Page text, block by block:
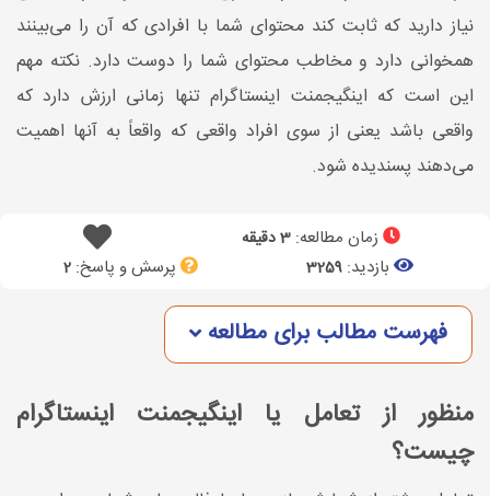
نیاز دارید که ثابت کند محتوای شما با افرادی که آن را می‌بینند
همخوانی دارد و مخاطب محتوای شما را دوست دارد. نکته مهم
این است که اینگیجمنت اینستاگرام تنها زمانی ارزش دارد که
واقعی باشد یعنی از سوی افراد واقعی که واقعاً به آنها اهمیت
می‌دهند پسندیده شود.
زمان مطالعه: 3 دقیقه
بازدید:3259 پرسش و پاسخ: 2
فهرست مطالب برای مطالعه
منظور از تعامل یا اینگیجمنت اینستاگرام
چیست؟